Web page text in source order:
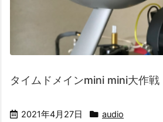
タイムドメインmini mini大作戦
2021年4月27日 audio